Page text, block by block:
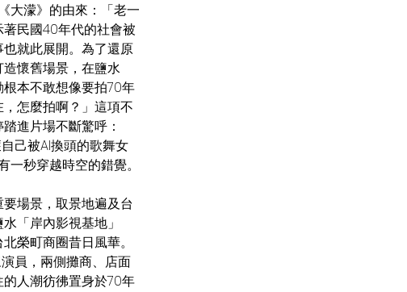
大濛》的由來：「老一
民國40年代的社會被
就此展開。為了還原
懷舊場景，在鹽水
本不敢想像要拍70年
怎麼拍啊？」這項不
進片場不斷驚呼：
己被AI換頭的歌舞女
秒穿越時空的錯覺。
場景，取景地遍及台
「岸內影視基地」
榮町商圈昔日風華。
員，兩側攤商、店面
人潮彷彿置身於70年